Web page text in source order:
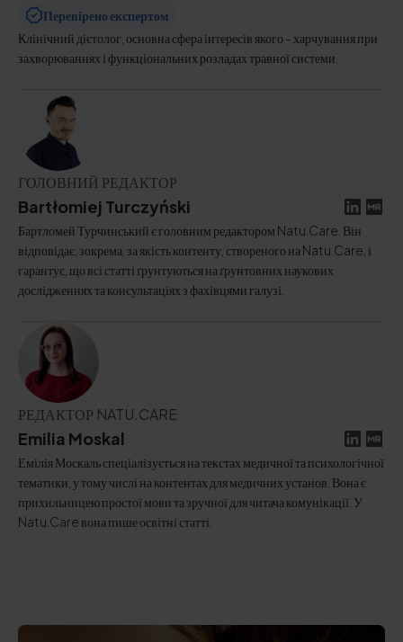
Перевірено експертом
Клінічний дієтолог, основна сфера інтересів якого - харчування при
захворюваннях і функціональних розладах травної системи.
ГОЛОВНИЙ РЕДАКТОР
Bartłomiej Turczyński
Бартломей Турчинський є головним редактором Natu.Care. Він
відповідає, зокрема, за якість контенту, створеного на Natu.Care, і
гарантує, що всі статті ґрунтуються на ґрунтовних наукових
дослідженнях та консультаціях з фахівцями галузі.
РЕДАКТОР NATU.CARE
Emilia Moskal
Емілія Москаль спеціалізується на текстах медичної та психологічної
тематики, у тому числі на контентах для медичних установ. Вона є
прихильницею простої мови та зручної для читача комунікації. У
Natu.Care вона пише освітні статті.